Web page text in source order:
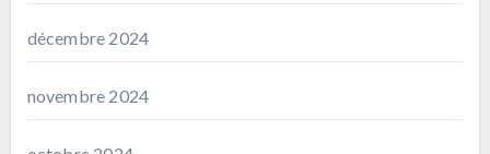
décembre 2024
novembre 2024